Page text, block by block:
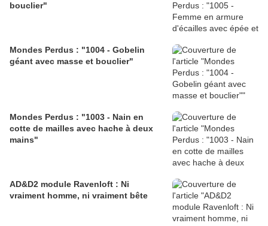
bouclier"
Mondes Perdus : "1004 - Gobelin
géant avec masse et bouclier"
Mondes Perdus : "1003 - Nain en
cotte de mailles avec hache à deux
mains"
AD&D2 module Ravenloft : Ni
vraiment homme, ni vraiment bête